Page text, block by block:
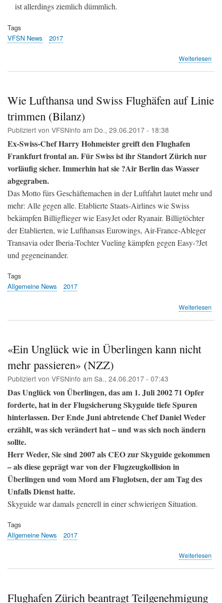
ist allerdings ziemlich dümmlich.
Tags
VFSN News
2017
Weiterlesen
Wie Lufthansa und Swiss Flughäfen auf Linie
trimmen (Bilanz)
Publiziert von VFSNinfo am Do., 29.06.2017 - 18:38
Ex-Swiss-Chef Harry Hohmeister greift den Flughafen
Frankfurt frontal an. Für Swiss ist ihr ­Standort Zürich nur
vorläufig sicher. Immerhin hat sie ­?Air Berlin das Wasser
abgegraben.
Das Motto fürs Geschäftemachen in der Luftfahrt lautet mehr und
mehr: Alle gegen alle. Etablierte Staats-Airlines wie Swiss
bekämpfen Billigflieger wie EasyJet oder Ryanair. Billigtöchter
der Etablierten, wie Lufthansas Eurowings, Air-France-Ableger
Transavia oder Iberia-Tochter Vueling kämpfen gegen Easy-?Jet
und gegeneinander.
Tags
Allgemeine News
2017
Weiterlesen
«Ein Unglück wie in Überlingen kann nicht
mehr passieren» (NZZ)
Publiziert von VFSNinfo am Sa., 24.06.2017 - 07:43
Das Unglück von Überlingen, das am 1. Juli 2002 71 Opfer
forderte, hat in der Flugsicherung Skyguide tiefe Spuren
hinterlassen. Der Ende Juni abtretende Chef Daniel Weder
erzählt, was sich verändert hat – und was sich noch ändern
sollte.
Herr Weder, Sie sind 2007 als CEO zur Skyguide gekommen
– als diese geprägt war von der Flugzeugkollision in
Überlingen und vom Mord am Fluglotsen, der am Tag des
Unfalls Dienst hatte.
Skyguide war damals generell in einer schwierigen Situation.
Tags
Allgemeine News
2017
Weiterlesen
Flughafen Zürich beantragt Teilgenehmigung